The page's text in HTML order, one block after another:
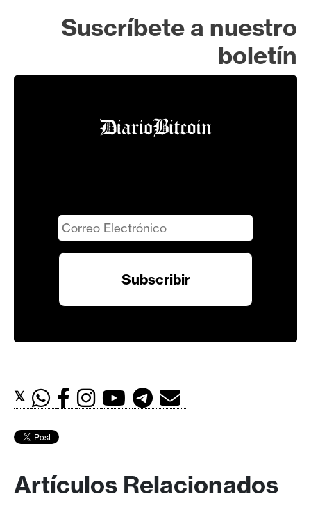
Suscríbete a nuestro
boletín
𝕏
Artículos Relacionados